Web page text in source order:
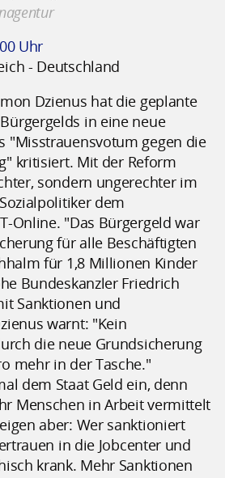
Uhr
- Deutschland
Dzienus hat die geplante
in eine neue
"Misstrauensvotum gegen die
kritisiert. Mit der Reform
sondern ungerechter im
dem
Online. "Das Bürgergeld war
für alle Beschäftigten
für 1,8 Millionen Kinder
Bundeskanzler Friedrich
Sanktionen und
warnt: "Kein
die neue Grundsicherung
mehr in der Tasche."
dem Staat Geld ein, denn
Menschen in Arbeit vermittelt
aber: Wer sanktioniert
in die Jobcenter und
krank. Mehr Sanktionen